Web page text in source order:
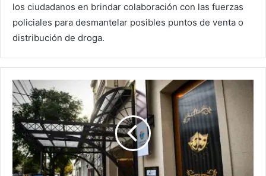
los ciudadanos en brindar colaboración con las fuerzas
policiales para desmantelar posibles puntos de venta o
distribución de droga.